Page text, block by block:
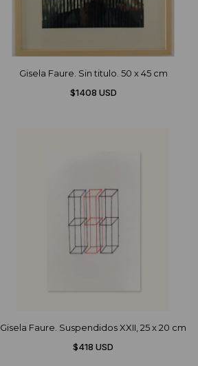
Gisela Faure. Sin titulo. 50 x 45 cm
$1408 USD
Gisela Faure. Suspendidos XXII, 25 x 20 cm
$418 USD